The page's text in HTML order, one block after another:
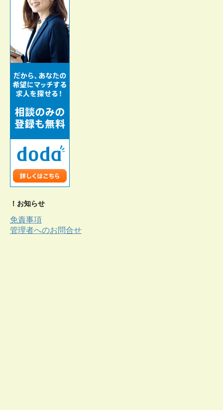
！お知らせ
免責事項
管理者へのお問合せ